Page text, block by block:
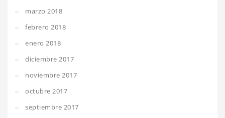
marzo 2018
febrero 2018
enero 2018
diciembre 2017
noviembre 2017
octubre 2017
septiembre 2017